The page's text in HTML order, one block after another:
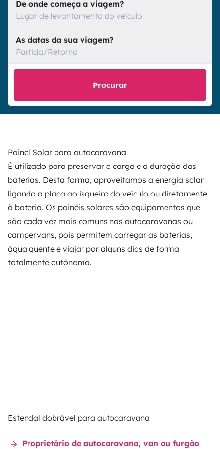
De onde começa a viagem?
Lugar de levantamento do veículo
As datas da sua viagem?
Partida/Retorno
Procurar
Painel Solar para autocaravana
É utilizado para preservar a carga e a duração das
baterias. Desta forma, aproveitamos a energia solar
ligando a placa ao isqueiro do veículo ou diretamente
à bateria. Os painéis solares são equipamentos que
são cada vez mais comuns nas autocaravanas ou
campervans, pois permitem carregar as baterias,
água quente e viajar por alguns dias de forma
totalmente autónoma.
Estendal dobrável para autocaravana
Proprietário de autocaravana, van ou furgão